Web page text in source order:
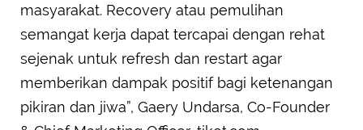
masyarakat. Recovery atau pemulihan
semangat kerja dapat tercapai dengan rehat
sejenak untuk refresh dan restart agar
memberikan dampak positif bagi ketenangan
pikiran dan jiwa”, Gaery Undarsa, Co-Founder